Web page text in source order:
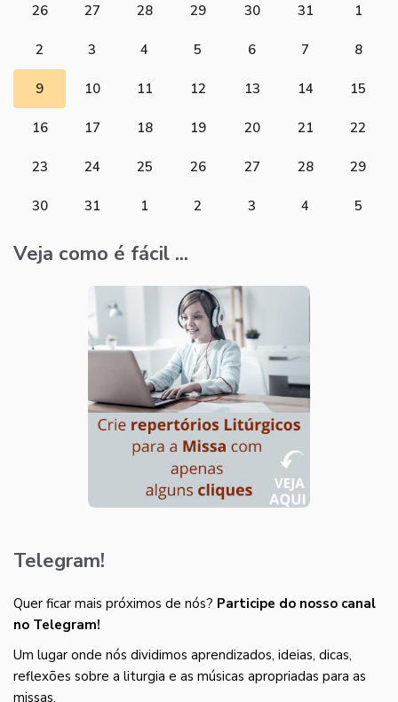
26
27 28 29 30 31 1
2 3 4 5 6 7 8
9 10 11 12 13 14 15
16 17 18 19 20 21 22
23 24 25 26 27 28 29
30 31 1 2 3 4 5
Veja como é fácil ...
Telegram!
Quer ficar mais próximos de nós? Participe do nosso canal
no Telegram!
Um lugar onde nós dividimos aprendizados, ideias, dicas,
reflexões sobre a liturgia e as músicas apropriadas para as
missas.